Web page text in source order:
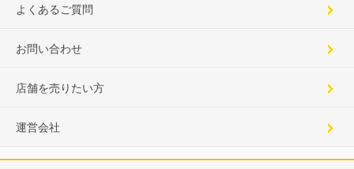
よくあるご質問
お問い合わせ
店舗を売りたい方
運営会社